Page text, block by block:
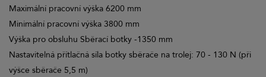
Maximální pracovní výška 6200 mm
Minimální pracovní výška 3800 mm
Výška pro obsluhu Sběrací botky -1350 mm
Nastavitelná přítlačná síla botky sběrače na trolej: 70 - 130 N (při
výšce sběrače 5,5 m)